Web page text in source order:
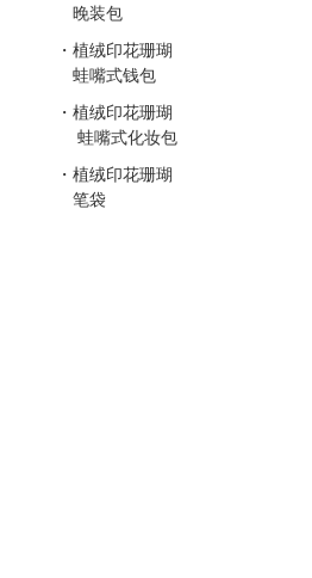
晚装包
・植绒印花珊瑚
蛙嘴式钱包
・植绒印花珊瑚
蛙嘴式化妆包
・植绒印花珊瑚
笔袋